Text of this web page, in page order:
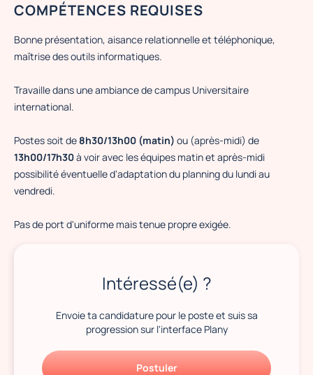
COMPÉTENCES REQUISES
Bonne présentation, aisance relationnelle et téléphonique,
maîtrise des outils informatiques.
Travaille dans une ambiance de campus Universitaire
international.
Postes soit de 8h30/13h00 (matin) ou (après-midi) de
13h00/17h30à voir avec les équipes matin et après-midi
possibilité éventuelle d'adaptation du planning du lundi au
vendredi.
Pas de port d'uniforme mais tenue propre exigée.
Intéressé(e) ?
Envoie ta candidature pour le poste et suis sa
progression sur l'interface Plany
Postuler